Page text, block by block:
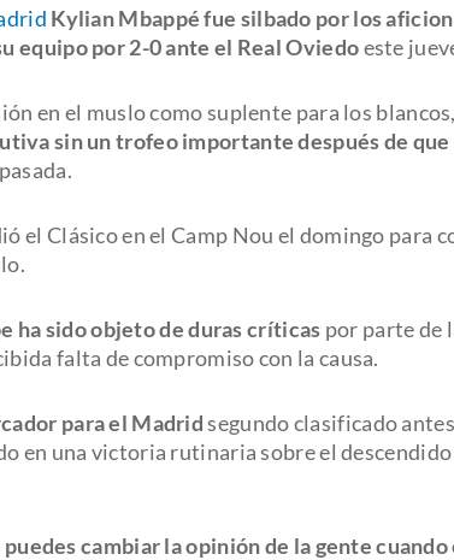
Kylian Mbappé fue silbado por los
equipo por 2-0 ante el Real Oviedoeste
en el muslo como suplente para los
sin un trofeo importante después de
el Clásico en el Camp Nou el domingo para
ha sido objeto de duras críticas por parte de
falta de compromiso con la causa.
para el Madridsegundo clasificado
en una victoria rutinaria sobre el
puedes cambiar la opinión de la gente